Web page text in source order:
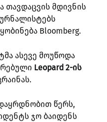
თავდაცვის მდივნის
Bloomberg.
ასევე მოუწოდა
Leopard 2-ის
წერს,
ჯო ბაიდენს